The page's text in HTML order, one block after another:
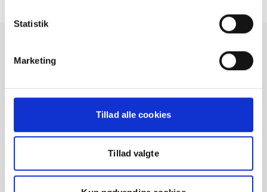
Statistik
Marketing
Tillad alle cookies
Tillad valgte
Nyheder
Hvem kører hjem? [Heartland 2026]